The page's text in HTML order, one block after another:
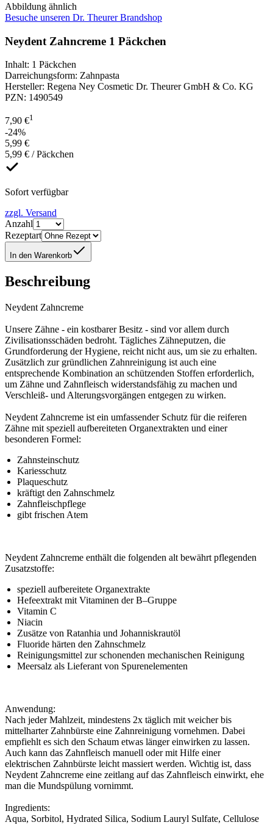
Abbildung ähnlich
Besuche unseren Dr. Theurer Brandshop
Neydent Zahncreme 1 Päckchen
Inhalt: 1 Päckchen
Darreichungsform: Zahnpasta
Hersteller: Regena Ney Cosmetic Dr. Theurer GmbH & Co. KG
PZN: 1490549
7,90 €1
-24%
5,99 €
5,99 € / Päckchen
Sofort verfügbar
zzgl. Versand
Anzahl
Rezeptart
In den Warenkorb
Beschreibung
Neydent Zahncreme
Unsere Zähne - ein kostbarer Besitz - sind vor allem durch
Zivilisationsschäden bedroht. Tägliches Zähneputzen, die
Grundforderung der Hygiene, reicht nicht aus, um sie zu erhalten.
Zusätzlich zur gründlichen Zahnreinigung ist auch eine
entsprechende Kombination an schützenden Stoffen erforderlich,
um Zähne und Zahnfleisch widerstandsfähig zu machen und
Verschleiß- und Alterungsvorgängen entgegen zu wirken.
Neydent Zahncreme ist ein umfassender Schutz für die reiferen
Zähne mit speziell aufbereiteten Organextrakten und einer
besonderen Formel:
Zahnsteinschutz
Kariesschutz
Plaqueschutz
kräftigt den Zahnschmelz
Zahnfleischpflege
gibt frischen Atem
Neydent Zahncreme enthält die folgenden alt bewährt pflegenden
Zusatzstoffe:
speziell aufbereitete Organextrakte
Hefeextrakt mit Vitaminen der B–Gruppe
Vitamin C
Niacin
Zusätze von Ratanhia und Johanniskrautöl
Fluoride härten den Zahnschmelz
Reinigungsmittel zur schonenden mechanischen Reinigung
Meersalz als Lieferant von Spurenelementen
Anwendung:
Nach jeder Mahlzeit, mindestens 2x täglich mit weicher bis
mittelharter Zahnbürste eine Zahnreinigung vornehmen. Dabei
empfiehlt es sich den Schaum etwas länger einwirken zu lassen.
Auch kann das Zahnfleisch manuell oder mit Hilfe einer
elektrischen Zahnbürste leicht massiert werden. Wichtig ist, dass
Neydent Zahncreme eine zeitlang auf das Zahnfleisch einwirkt, ehe
man die Mundspülung vornimmt.
Ingredients:
Aqua, Sorbitol, Hydrated Silica, Sodium Lauryl Sulfate, Cellulose